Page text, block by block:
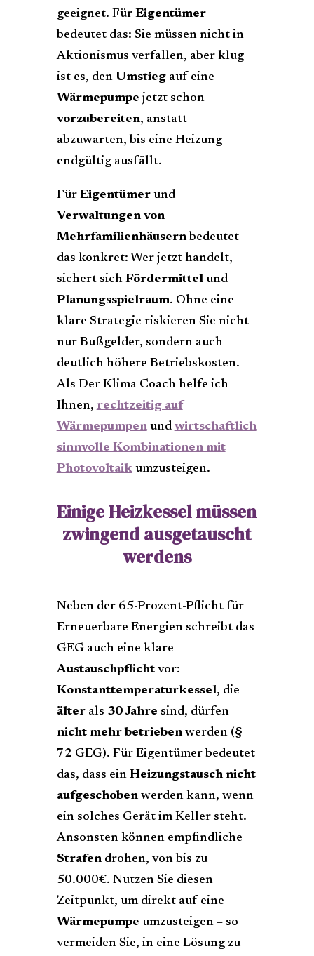
geeignet. Für Eigentümer
bedeutet das: Sie müssen nicht in
Aktionismus verfallen, aber klug
ist es, den Umstiegauf eine
Wärmepumpe jetzt schon
vorzubereiten, anstatt
abzuwarten, bis eine Heizung
endgültig ausfällt.
Für Eigentümer und
Verwaltungen von
Mehrfamilienhäusernbedeutet
das konkret: Wer jetzt handelt,
sichert sich Fördermittelund
Planungsspielraum. Ohne eine
klare Strategie riskieren Sie nicht
nur Bußgelder, sondern auch
deutlich höhere Betriebskosten.
Als Der Klima Coach helfe ich
Ihnen, rechtzeitig auf
Wärmepumpenund wirtschaftlich
sinnvolle Kombinationen mit
Photovoltaikumzusteigen.
Einige Heizkessel müssen
zwingend ausgetauscht
werdens
Neben der 65-Prozent-Pflicht für
Erneuerbare Energien schreibt das
GEG auch eine klare
Austauschpflichtvor:
Konstanttemperaturkessel, die
älterals 30 Jahre sind, dürfen
nicht mehr betriebenwerden (§
72 GEG). Für Eigentümer bedeutet
das, dass ein Heizungstausch nicht
aufgeschobenwerden kann, wenn
ein solches Gerät im Keller steht.
Ansonsten können empfindliche
Strafendrohen, von bis zu
50.000€. Nutzen Sie diesen
Zeitpunkt, um direkt auf eine
Wärmepumpe umzusteigen – so
vermeiden Sie, in eine Lösung zu